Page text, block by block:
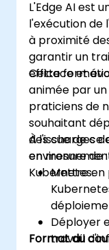
L'Edge AI est
l'exécution de
à proximité
garantir un
efficace et
Cette
animée par
praticiens de
souhaitant
des charges
Kubernetes.
À l'issue de
en mesure de :
Mettre en
Déployer
travail
Format du